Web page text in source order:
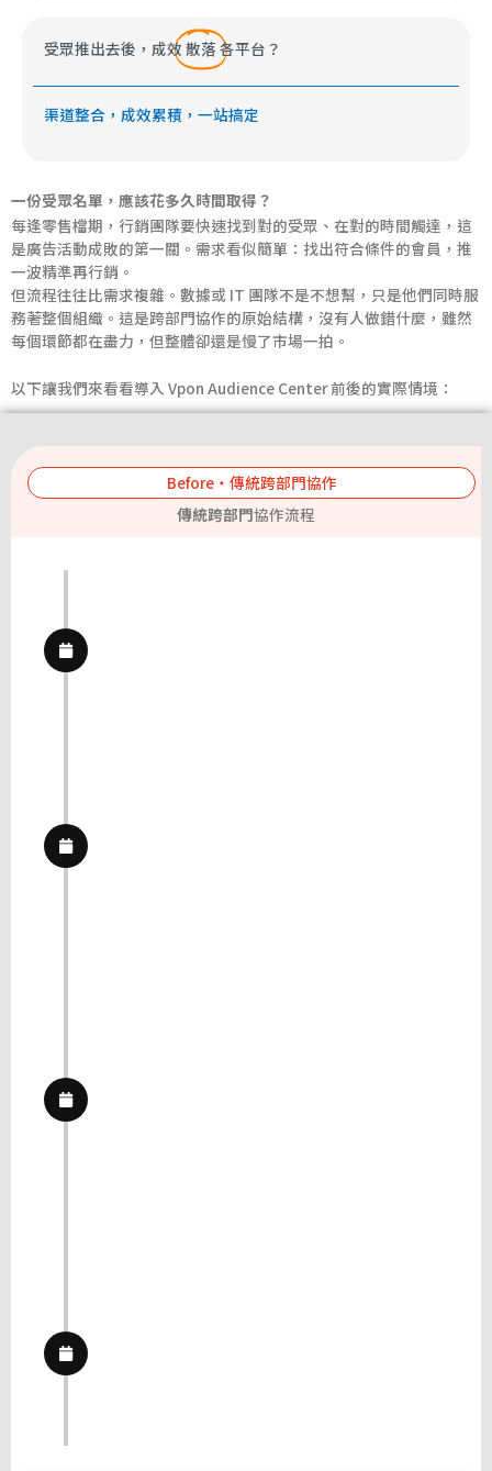
受眾推出去後，成效 散落 各平台？
渠道整合，成效累積，一站搞定
一份受眾名單，應該花多久時間取得？
每逢零售檔期，行銷團隊要快速找到對的受眾、在對的時間觸達，這
是廣告活動成敗的第一關。需求看似簡單：找出符合條件的會員，推
一波精準再行銷。
但流程往往比需求複雜。數據或 IT 團隊不是不想幫，只是他們同時服
務著整個組織。這是跨部門協作的原始結構，沒有人做錯什麼，雖然
每個環節都在盡力，但整體卻還是慢了市場一拍。
以下讓我們來看看導入 Vpon Audience Center 前後的實際情境：
Before・傳統跨部門協作
母親節前四天，需求送出
傳統跨部門協作流程